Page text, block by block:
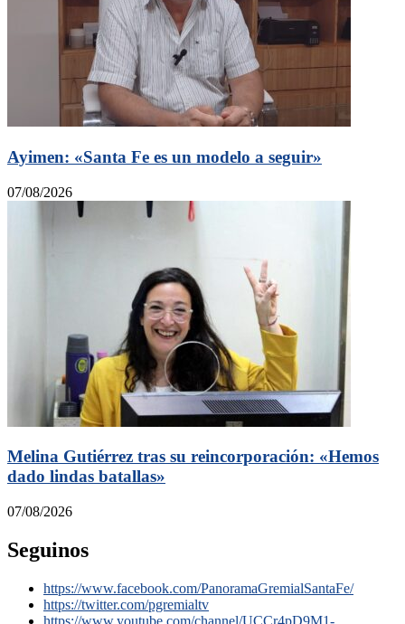
Ayimen: «Santa Fe es un modelo a seguir»
07/08/2026
Melina Gutiérrez tras su reincorporación: «Hemos
dado lindas batallas»
07/08/2026
Seguinos
https://www.facebook.com/PanoramaGremialSantaFe/
https://twitter.com/pgremialtv
https://www.youtube.com/channel/UCCr4pD9M1-